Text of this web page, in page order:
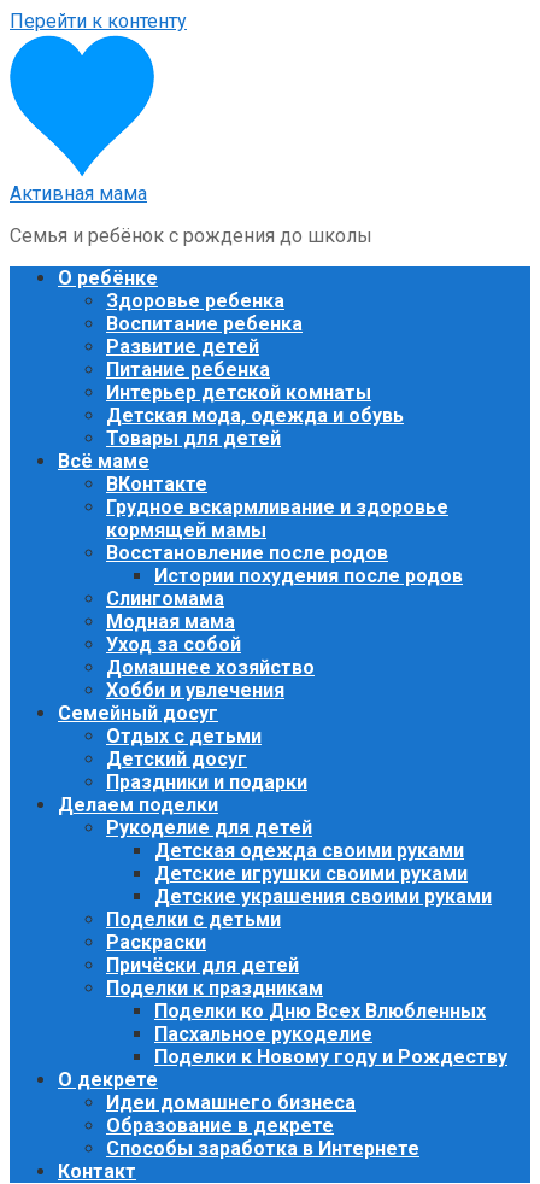
Перейти к контенту
Активная мама
Семья и ребёнок с рождения до школы
О ребёнке
Здоровье ребенка
Воспитание ребенка
Развитие детей
Питание ребенка
Интерьер детской комнаты
Детская мода, одежда и обувь
Товары для детей
Всё маме
ВКонтакте
Грудное вскармливание и здоровье
кормящей мамы
Восстановление после родов
Истории похудения после родов
Слингомама
Модная мама
Уход за собой
Домашнее хозяйство
Хобби и увлечения
Семейный досуг
Отдых с детьми
Детский досуг
Праздники и подарки
Делаем поделки
Рукоделие для детей
Детская одежда своими руками
Детские игрушки своими руками
Детские украшения своими руками
Поделки с детьми
Раскраски
Причёски для детей
Поделки к праздникам
Поделки ко Дню Всех Влюбленных
Пасхальное рукоделие
Поделки к Новому году и Рождеству
О декрете
Идеи домашнего бизнеса
Образование в декрете
Способы заработка в Интернете
Контакт